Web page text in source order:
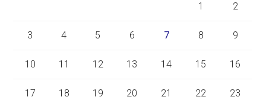
1 2
3 4 5 6 7 8 9
10 11 12 13 14 15 16
17 18 19 20 21 22 23